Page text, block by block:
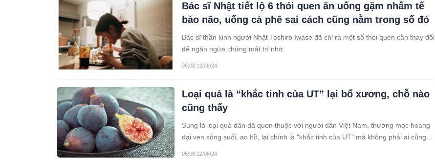
Bác sĩ Nhật tiết lộ 6 thói quen ăn uống gặm nhấm tế
bào não, uống cà phê sai cách cũng nằm trong số đó
Bác sĩ thần kinh người Nhật Toshiro Iwase đã chỉ ra một số thói quen cần thay đổi
để ngăn ngừa chứng mất trí nhớ.
05:08 12/08/24
Loại quả là “khắc tinh của UT” lại bổ xương, chỗ nào
cũng thấy
Sung là loại quả dân dã quen thuộc với người dân Việt Nam, thường mọc hoang
dại ven sông suối, ao hồ, lại chính là "khắc tinh của UT" mà không phải ai cũng
05:08 12/08/24